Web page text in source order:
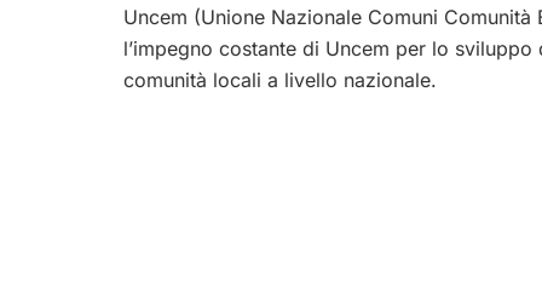
Uncem (Unione Nazionale Comuni
l’impegno costante di Uncem per lo
comunità locali a livello nazionale.